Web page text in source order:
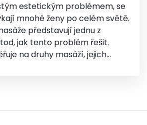
estetickým problémem, se
mnohé ženy po celém světě.
představují jednu z
jak tento problém řešit.
na druhy masáží, jejich